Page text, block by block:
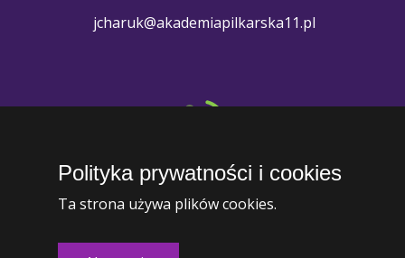
jcharuk@akademiapilkarska11.pl
Telefon
+1 (234) 567-8910
Polityka prywatności i cookies
Ta strona używa plików cookies.